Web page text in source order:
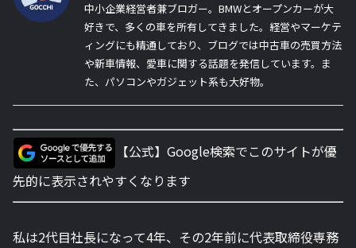
中小企業経営者兼ブロガー。BMWとオープンカーが大
好きで、多くの車を所有してきました。経営やマーケテ
ィングにも精通しており、ブログでは中古車の売買方法
や新車情報、愛車に関する話題を発信しています。ま
た、パソコンやガジェット系も大好物。
【公式】Google検索でこのサイトが優
先的に表示されやすくなります
私は2代目社長になって4年、その2年前に代表取締役専務